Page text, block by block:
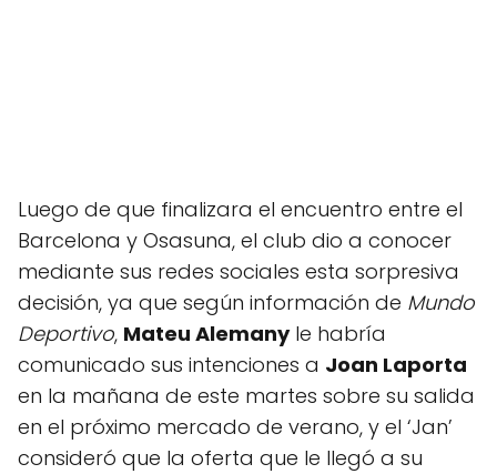
Luego de que finalizara el encuentro entre el
Barcelona y Osasuna, el club dio a conocer
mediante sus redes sociales esta sorpresiva
decisión, ya que según información de Mundo
Deportivo, Mateu Alemanyle habría
comunicado sus intenciones a Joan Laporta
en la mañana de este martes sobre su salida
en el próximo mercado de verano, y el ‘Jan’
consideró que la oferta que le llegó a su